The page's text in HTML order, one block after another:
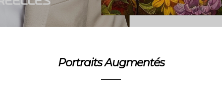
Portraits Augmentés